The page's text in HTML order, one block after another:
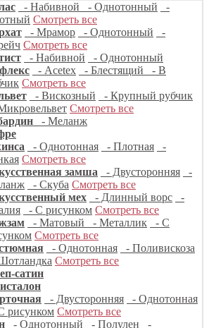
- Набивной - Однотонный
-
Смотреть все
- Мрамор - Однотонный
-
Смотреть все
- Набивной
- Однотонный
- Acetex - Блестящий
- В
Смотреть все
- Вискозный
- Крупный рубчик
Смотреть все
- Меланж
- Однотонная - Плотная
-
Смотреть все
замша
- Двусторонняя
-
- Скуба Смотреть все
мех
- Длинный ворс
-
- С рисунком Смотреть все
- Матовый - Металлик
- С
Смотреть все
- Однотонная
- Поливискоза
Смотреть все
сатин
- Двусторонняя
- Однотонная
рисунком Смотреть все
- Однотонный - Полулен
-